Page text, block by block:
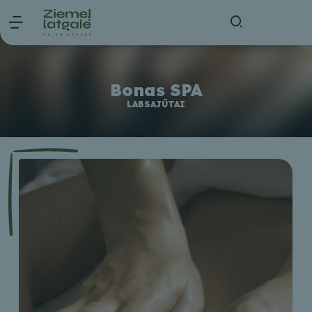
Bonas SPA
LABSAJŪTAI